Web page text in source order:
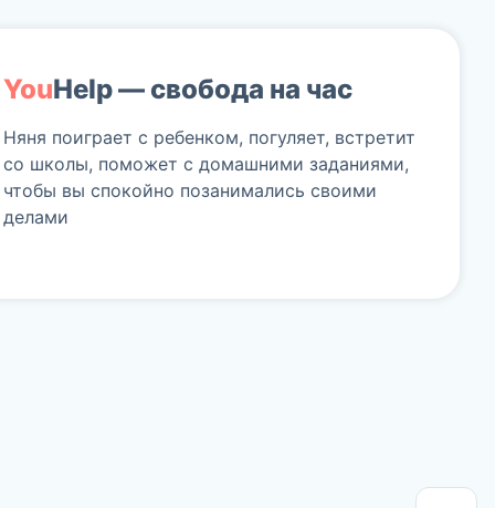
YouHelp— свобода на час
Няня поиграет с ребенком, погуляет, встретит
со школы, поможет с домашними заданиями,
чтобы вы спокойно позанимались своими
делами